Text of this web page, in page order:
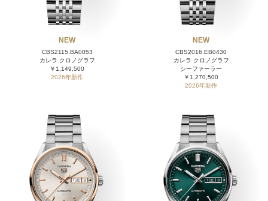
NEW
CBS2115.BA0053
カレラ クロノグラフ
￥1,149,500
2026年新作
NEW
CBS2016.EB0430
カレラ クロノグラフ
シーファーラー
￥1,270,500
2026年新作